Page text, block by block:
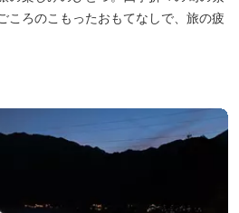
ころのこもったおもてなしで、旅の疲